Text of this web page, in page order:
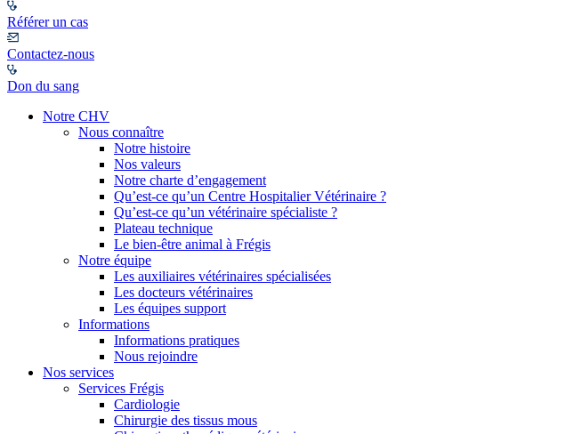
Référer un cas
Contactez-nous
Don du sang
Notre CHV
Nous connaître
Notre histoire
Nos valeurs
Notre charte d’engagement
Qu’est-ce qu’un Centre Hospitalier Vétérinaire ?
Qu’est-ce qu’un vétérinaire spécialiste ?
Plateau technique
Le bien-être animal à Frégis
Notre équipe
Les auxiliaires vétérinaires spécialisées
Les docteurs vétérinaires
Les équipes support
Informations
Informations pratiques
Nous rejoindre
Nos services
Services Frégis
Cardiologie
Chirurgie des tissus mous